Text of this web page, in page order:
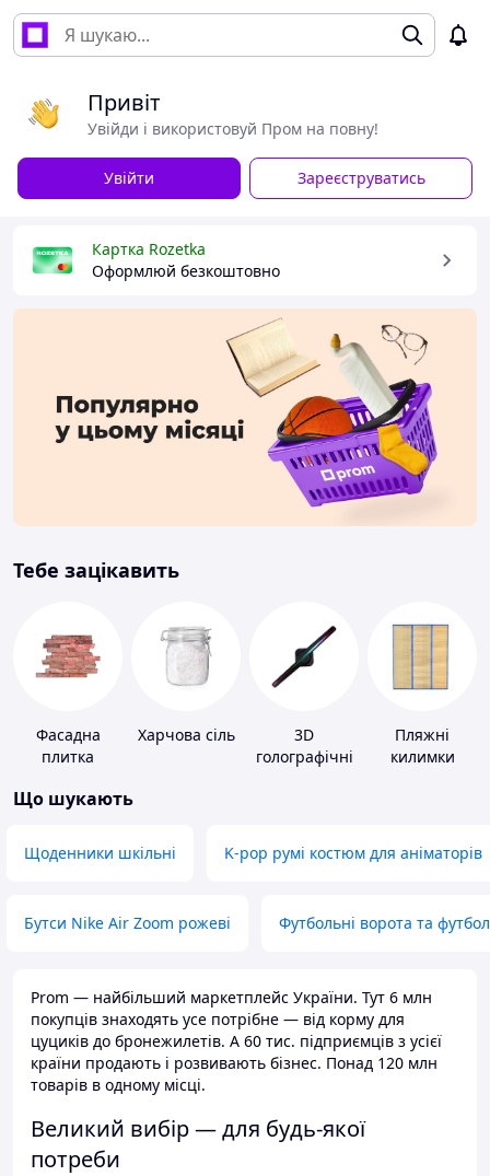
Привіт
Увійди і використовуй Пром на повну!
Увійти Зареєструватись
Картка Rozetka
Оформлюй безкоштовно
Тебе зацікавить
Фасадна
плитка
Харчова сіль
3D
голографічні
Пляжні
килимки
Що шукають
Щоденники шкільні K-pop румі костюм для аніматорів
Бутси Nike Air Zoom рожеві Футбольні ворота та
Prom — найбільший маркетплейс України. Тут 6 млн
покупців знаходять усе потрібне — від корму для
цуциків до бронежилетів. А 60 тис. підприємців з усієї
країни продають і розвивають бізнес. Понад 120 млн
товарів в одному місці.
Великий вибір — для будь-якої
потреби